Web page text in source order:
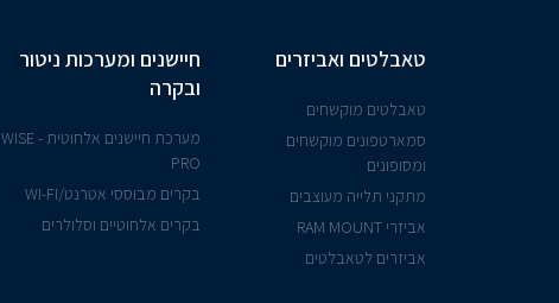
טאבלטים ואביזרים
טאבלטים מוקשחים
סמארטפונים מוקשחים
ומסופונים
מתקני תלייה מעוצבים
אביזרי RAM MOUNT
אביזרים לטאבלטים
חיישנים ומערכות ניטור
ובקרה
מערכת חיישנים אלחוטית - WISE
PRO
בקרים מבוססי אטרנט/WI-FI
בקרים אלחוטיים וסלולרים